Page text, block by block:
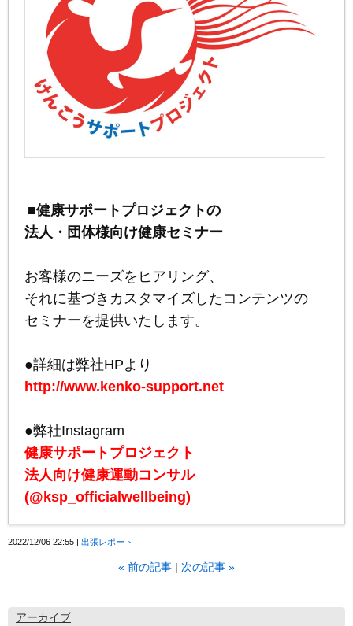
■健康サポートプロジェクトの
法人・団体様向け健康セミナー
お客様のニーズをヒアリング、
それに基づきカスタマイズしたコンテンツの
セミナーを提供いたします。
●詳細は弊社HPより
http://www.kenko-support.net
●弊社Instagram
健康サポートプロジェクト
法人向け健康運動コンサル
(@ksp_officialwellbeing)
2022/12/06 22:55 出張レポート
« 前の記事 次の記事 »
アーカイブ